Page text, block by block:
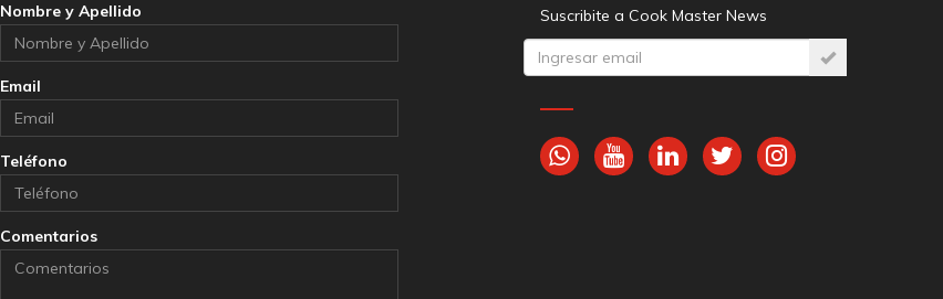
Nombre y Apellido
Email
Teléfono
Comentarios
Suscribite a Cook Master News